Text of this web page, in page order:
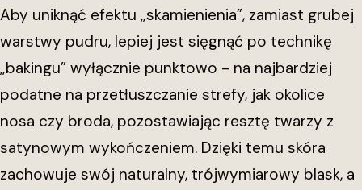
Aby uniknąć efektu „skamienienia”, zamiast grubej
warstwy pudru, lepiej jest sięgnąć po technikę
„bakingu” wyłącznie punktowo - na najbardziej
podatne na przetłuszczanie strefy, jak okolice
nosa czy broda, pozostawiając resztę twarzy z
satynowym wykończeniem. Dzięki temu skóra
zachowuje swój naturalny, trójwymiarowy blask, a